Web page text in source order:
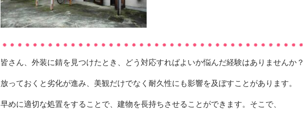
皆さん、外装に錆を見つけたとき、どう対応すればよいか悩んだ経験はありませんか？
放っておくと劣化が進み、美観だけでなく耐久性にも影響を及ぼすことがあります。
早めに適切な処置をすることで、建物を長持ちさせることができます。そこで、